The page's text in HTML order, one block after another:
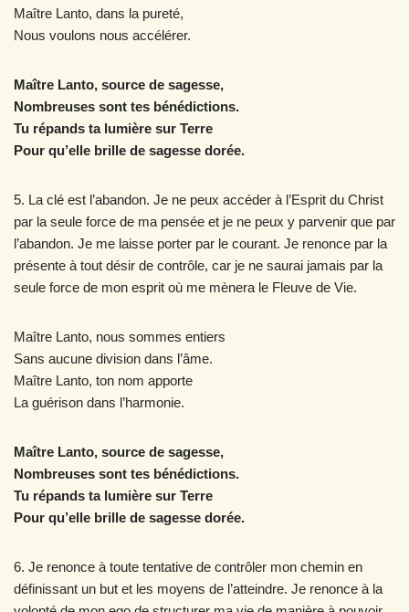
Maître Lanto, dans la pureté,
Nous voulons nous accélérer.
Maître Lanto, source de sagesse,
Nombreuses sont tes bénédictions.
Tu répands ta lumière sur Terre
Pour qu’elle brille de sagesse dorée.
5. La clé est l’abandon. Je ne peux accéder à l’Esprit du Christ
par la seule force de ma pensée et je ne peux y parvenir que par
l’abandon. Je me laisse porter par le courant. Je renonce par la
présente à tout désir de contrôle, car je ne saurai jamais par la
seule force de mon esprit où me mènera le Fleuve de Vie.
Maître Lanto, nous sommes entiers
Sans aucune division dans l’âme.
Maître Lanto, ton nom apporte
La guérison dans l’harmonie.
Maître Lanto, source de sagesse,
Nombreuses sont tes bénédictions.
Tu répands ta lumière sur Terre
Pour qu’elle brille de sagesse dorée.
6. Je renonce à toute tentative de contrôler mon chemin en
définissant un but et les moyens de l’atteindre. Je renonce à la